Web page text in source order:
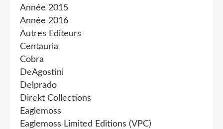
Année 2015
Année 2016
Autres Editeurs
Centauria
Cobra
DeAgostini
Delprado
Direkt Collections
Eaglemoss
Eaglemoss Limited Editions (VPC)